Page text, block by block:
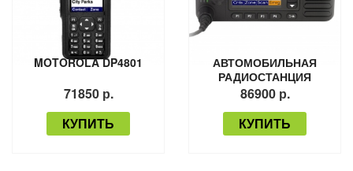
MOTOROLA DP4801
71850 р.
КУПИТЬ
АВТОМОБИЛЬНАЯ
РАДИОСТАНЦИЯ
MOTOROLA DM4600
86900 р.
КУПИТЬ